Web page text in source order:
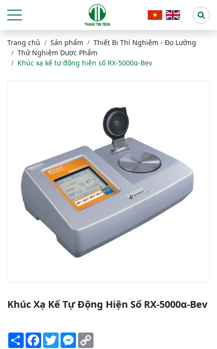
Trang chủ Sản phẩm
Thiết Bị Thí Nghiệm - Đo Lường
Thử Nghiệm Dược Phẩm
Khúc xạ kế tự động hiện số RX-5000α-Bev
Khúc Xạ Kế Tự Động Hiện Số RX-5000α-Bev
Share Facebook
TwitterMessenger